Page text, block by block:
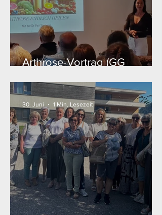
Arthrose-Vortrag (GG
30. Juni 1 Min. Lesezeit